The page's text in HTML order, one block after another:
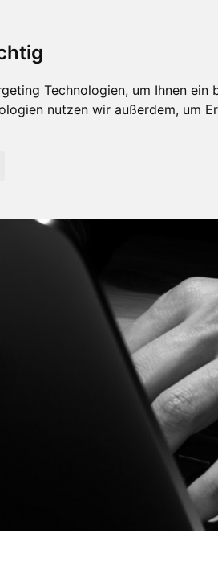
Technologien, um Ihnen
nutzen wir außerdem, um